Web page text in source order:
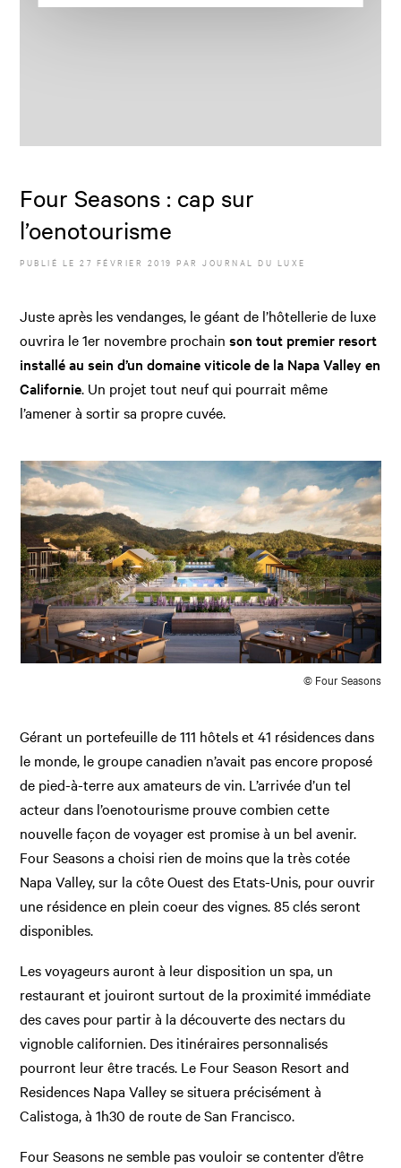
Four Seasons : cap sur
l’oenotourisme
PUBLIÉ LE27 FÉVRIER 2019 PAR JOURNAL DU LUXE
Juste après les vendanges, le géant de l’hôtellerie de luxe
ouvrira le 1er novembre prochainson tout premier resort
installé au sein d’un domaine viticole de la Napa Valley en
Californie. Un projet tout neuf qui pourrait même
l’amener à sortir sa propre cuvée.
© Four Seasons
Gérant un portefeuille de 111 hôtels et 41 résidences dans
le monde, le groupe canadien n’avait pas encore proposé
de pied-à-terre aux amateurs de vin. L’arrivée d’un tel
acteur dans l’oenotourisme prouve combien cette
nouvelle façon de voyager est promise à un bel avenir.
Four Seasons a choisi rien de moins que la très cotée
Napa Valley, sur la côte Ouest des Etats-Unis, pour ouvrir
une résidence en plein coeur des vignes. 85 clés seront
disponibles.
Les voyageurs auront à leur disposition un spa, un
restaurant et jouiront surtout de la proximité immédiate
des caves pour partir à la découverte des nectars du
vignoble californien. Des itinéraires personnalisés
pourront leur être tracés. Le Four Season Resort and
Residences Napa Valley se situera précisément à
Calistoga, à 1h30 de route de San Francisco.
Four Seasons ne semble pas vouloir se contenter d’être